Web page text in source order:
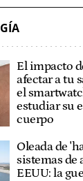
El impacto
afectar a tu
el
estudiar su
cuerpo
Oleada de
sistemas de
EEUU: la